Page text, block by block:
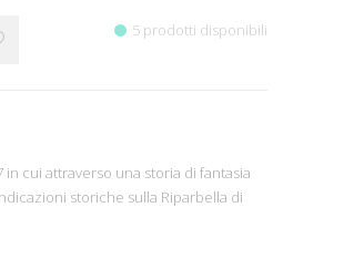
5 prodotti disponibili
cui attraverso una storia di fantasia
storiche sulla Riparbella di